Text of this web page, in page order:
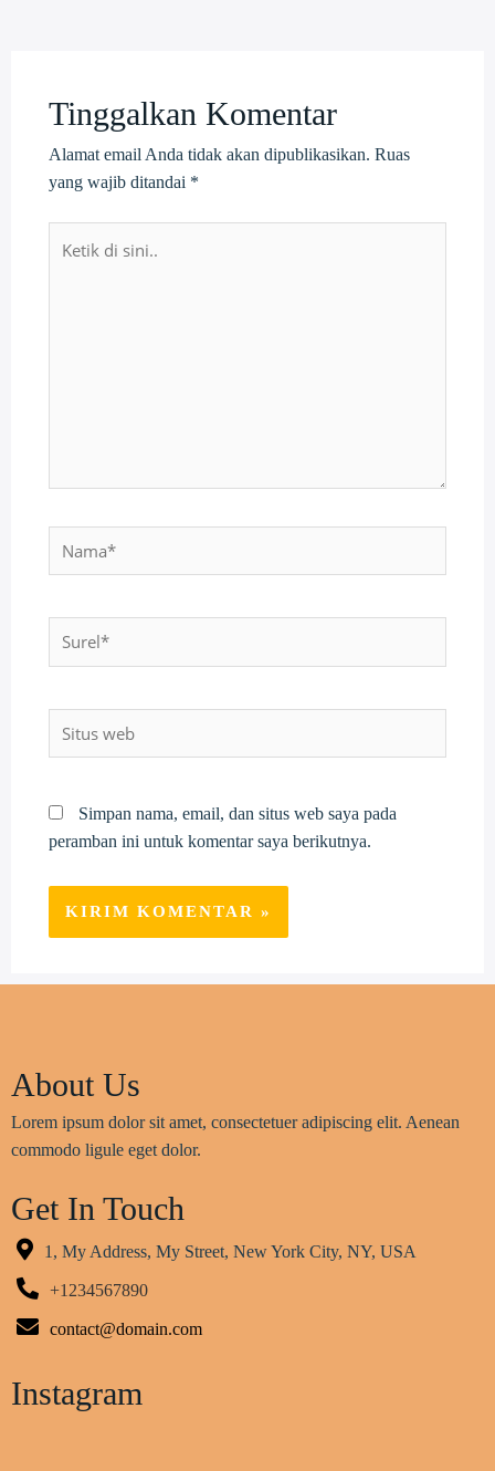
Tinggalkan Komentar
Alamat email Anda tidak akan dipublikasikan. Ruas
yang wajib ditandai *
Simpan nama, email, dan situs web saya pada
peramban ini untuk komentar saya berikutnya.
About Us
Lorem ipsum dolor sit amet, consectetuer adipiscing elit. Aenean
commodo ligule eget dolor.
Get In Touch
1, My Address, My Street, New York City, NY, USA
+1234567890
contact@domain.com
Instagram